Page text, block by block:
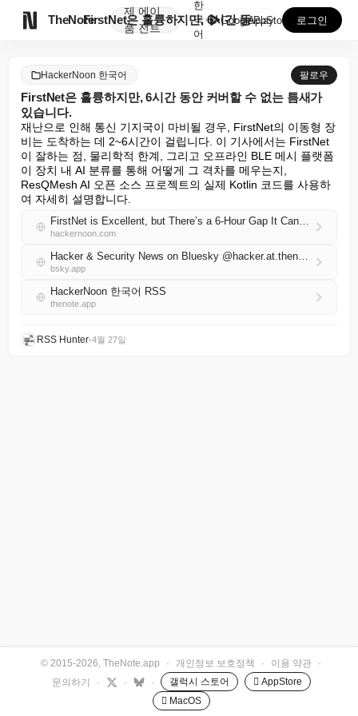
TheNote
제
품
에이
전트
FirstNet은 훌륭하지만, 6시간 동안 커버할 수 ...
한
국
어
GooglePlay
AppStore 로그인
HackerNoon 한국어 팔로우
FirstNet은 훌륭하지만, 6시간 동안 커버할 수 없는 틈새가
있습니다.
재난으로 인해 통신 기지국이 마비될 경우, FirstNet의 이동형 장
비는 도착하는 데 2~6시간이 걸립니다. 이 기사에서는 FirstNet
이 잘하는 점, 물리학적 한계, 그리고 오프라인 BLE 메시 플랫폼
이 장치 내 AI 분류를 통해 어떻게 그 격차를 메우는지,
ResQMesh AI 오픈 소스 프로젝트의 실제 Kotlin 코드를 사용하
여 자세히 설명합니다.
FirstNet is Excellent, but There’s a 6-Hour Gap It Can’t Cover
hackernoon.com
Hacker & Security News on Bluesky @hacker.at.thenote.app
bsky.app
HackerNoon 한국어 RSS
thenote.app
RSS Hunter•4월 27일
© 2015-2026, TheNote.app · 개인정보 보호정책 · 이용 약관
·
문의하기
· · · 갤럭시 스토어
 AppStore
 MacOS